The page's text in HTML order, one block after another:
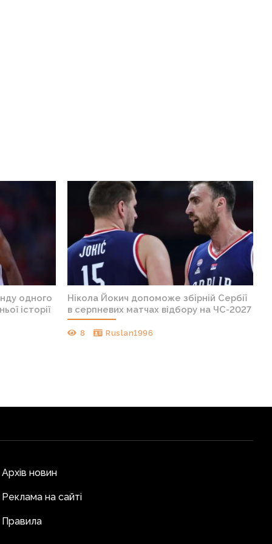
одного
історії
Нікола Йокич допоможе збірній Сербії
в серпневих матчах відбору на ЧС-2027
8 Ruslan1996
Архів новин
Реклама на сайті
Правила